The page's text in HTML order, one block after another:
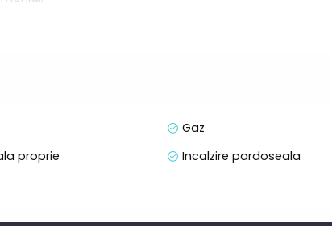
cele necesare;
Gaz
proprie
Incalzire pardoseala